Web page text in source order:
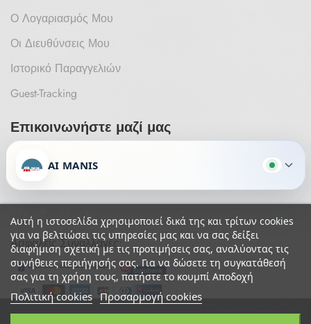
Ο Λογαριασμός Μου
Οι Διευθύνσεις Μου
Ιστορικό Παραγγελιών
Guest-Tracking
Επικοινωνήστε μαζί μας
Έχετε κάποια ερώτηση ή σχόλιο;
Θα χαρούμε πολύ να επικοινωνήσετε μαζί μας.
Ασφαλείς Συναλλαγές:
Αυτή η ιστοσελίδα χρησιμοποιεί δικά της και τρίτων cookies
για να βελτιώσει τις υπηρεσίες μας και να σας δείξει
διαφήμιση σχετική με τις προτιμήσεις σας, αναλύοντας τις
συνήθειες περιήγησής σας. Για να δώσετε τη συγκατάθεσή
σας για τη χρήση τους, πατήστε το κουμπί Αποδοχή
Πολιτική cookies Προσαρμογή cookies
AI MANIS